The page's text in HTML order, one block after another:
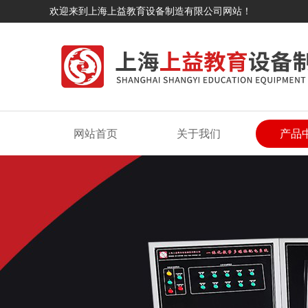
欢迎来到上海上益教育设备制造有限公司网站！
网站首页 关于我们 产品